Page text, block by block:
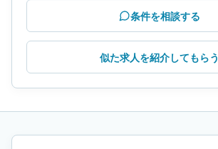
条件を相談する
似た求人を紹介してもらう